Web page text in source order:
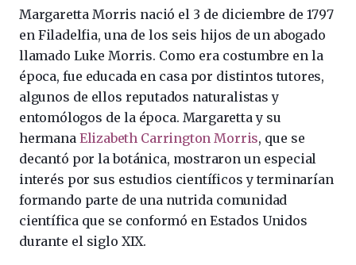
Margaretta Morris nació el 3 de diciembre de 1797
en Filadelfia, una de los seis hijos de un abogado
llamado Luke Morris. Como era costumbre en la
época, fue educada en casa por distintos tutores,
algunos de ellos reputados naturalistas y
entomólogos de la época. Margaretta y su
hermana Elizabeth Carrington Morris, que se
decantó por la botánica, mostraron un especial
interés por sus estudios científicos y terminarían
formando parte de una nutrida comunidad
científica que se conformó en Estados Unidos
durante el siglo XIX.